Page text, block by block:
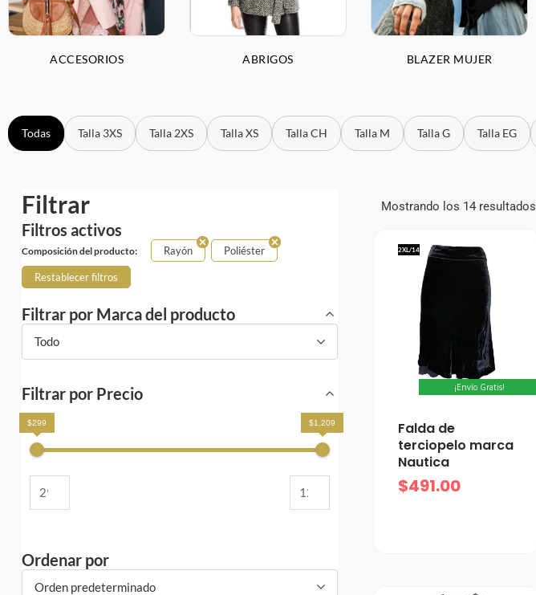
ACCESORIOS ABRIGOS BLAZER MUJER
Todas Talla 3XS Talla 2XS Talla XS Talla CH Talla M Talla G Talla EG
Filtrar
Filtros activos
Composición del producto: Rayón Poliéster
Restablecer filtros
Filtrar por Marca del producto
Todo
Filtrar por Precio
$299 $1,209
Ordenar por
Orden predeterminado
Mostrando los 14 resultados
2XL/14
¡Envío Gratis!
Falda de
terciopelo marca
Nautica
$491.00